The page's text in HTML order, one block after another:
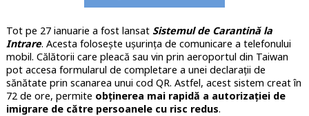
Tot pe 27 ianuarie a fost lansat Sistemul de Carantină la
Intrare. Acesta folosește ușurința de comunicare a telefonului
mobil. Călătorii care pleacă sau vin prin aeroportul din Taiwan
pot accesa formularul de completare a unei declarații de
sănătate prin scanarea unui cod QR. Astfel, acest sistem creat în
72 de ore, permite obținerea mai rapidă a autorizației de
imigrare de către persoanele cu risc redus.